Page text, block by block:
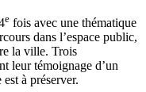
e fois avec une thématique
dans l’espace public,
la ville. Trois
leur témoignage d’un
à préserver.